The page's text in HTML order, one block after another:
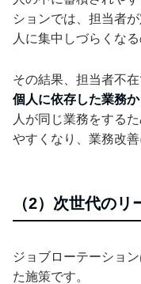
ションでは、担当者
人に集中しづらくなる
その結果、担当者不
個人に依存した業務
人が同じ業務をする
やすくなり、業務改善
（2）次世代の
ジョブローテーショ
た施策です。